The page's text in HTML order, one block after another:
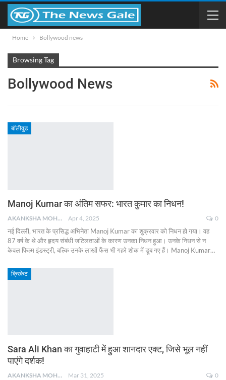
Home Bollywood news
Browsing Tag
Bollywood News
बॉलीवुड
Manoj Kumar का अंतिम सफर: भारत कुमार का निधन!
AKANKSHA MOHAN Apr 4, 2025 0
नई दिल्ली, भारत के प्रसिद्ध अभिनेता Manoj Kumar का शुक्रवार को निधन हो गया। वह
87 वर्ष के थे और हृदय संबंधी जटिलताओं के कारण उनका निधन हुआ। उनके निधन से न
केवल फिल्म इंडस्ट्री, बल्कि उनके लाखों फैंस भी गहरे शोक में डूब गए हैं। Manoj Kumar…
क्रिकेट
Sara Ali Khan का गुवाहाटी में हुआ शानदार एक्ट, जिसे भूल नहीं
पाएंगे दर्शक!
AKANKSHA MOHAN Mar 31, 2025 0